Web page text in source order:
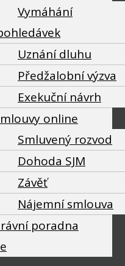
Vymáhání
Uznání dluhu
Předžalobní výzva
Exekuční návrh
online
Smluvený rozvod
Dohoda SJM
Závěť
Nájemní smlouva
poradna